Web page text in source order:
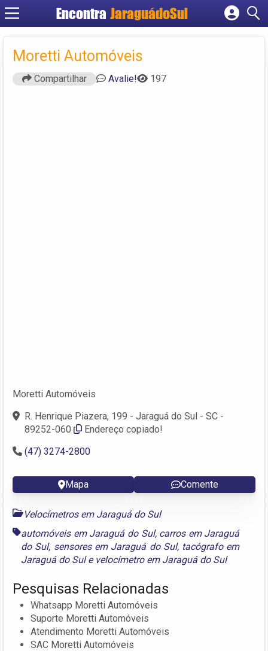
Encontra JaraguádoSul
Cadastrar empresa
Criar conta
Moretti Automóveis
Compartilhar Avalie! 197
Moretti Automóveis
R. Henrique Piazera, 199 - Jaraguá do Sul - SC -
89252-060
Endereço copiado!
(47) 3274-2800
Mapa Comente
Velocímetros em Jaraguá do Sul
automóveis em Jaraguá do Sul, carros em Jaraguá
do Sul, sensores em Jaraguá do Sul, tacógrafo em
Jaraguá do Sule velocímetro em Jaraguá do Sul
Pesquisas Relacionadas
Whatsapp Moretti Automóveis
Suporte Moretti Automóveis
Atendimento Moretti Automóveis
SAC Moretti Automóveis